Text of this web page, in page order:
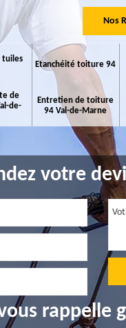
Nos
tuiles
Etanchéité toiture 94
de
de-
Entretien de toiture
94 Val-de-Marne
votre
rappelle